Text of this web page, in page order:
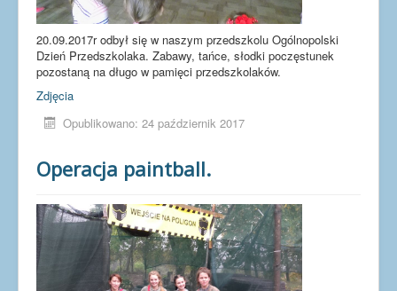
20.09.2017r odbył się w naszym przedszkolu Ogólnopolski
Dzień Przedszkolaka. Zabawy, tańce, słodki poczęstunek
pozostaną na długo w pamięci przedszkolaków.
Zdjęcia
Opublikowano: 24 październik 2017
Operacja paintball.